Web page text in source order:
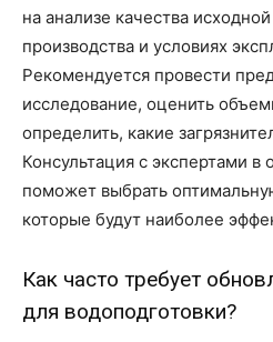
на анализе качества
производства и условиях
Рекомендуется провести
исследование, оценить
определить, какие
Консультация с экспертами в
поможет выбрать
которые будут наиболее
Как часто требует
для водоподготовки?